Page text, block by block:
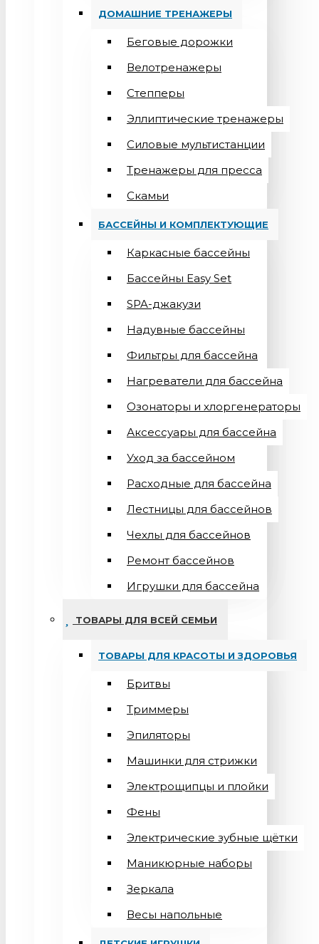
ДОМАШНИЕ ТРЕНАЖЕРЫ
Беговые дорожки
Велотренажеры
Степперы
Эллиптические тренажеры
Силовые мультистанции
Тренажеры для пресса
Скамьи
БАССЕЙНЫ И КОМПЛЕКТУЮЩИЕ
Каркасные бассейны
Бассейны Easy Set
SPA-джакузи
Надувные бассейны
Фильтры для бассейна
Нагреватели для бассейна
Озонаторы и хлоргенераторы
Аксессуары для бассейна
Уход за бассейном
Расходные для бассейна
Лестницы для бассейнов
Чехлы для бассейнов
Ремонт бассейнов
Игрушки для бассейна
ТОВАРЫ ДЛЯ ВСЕЙ СЕМЬИ
ТОВАРЫ ДЛЯ КРАСОТЫ И ЗДОРОВЬЯ
Бритвы
Триммеры
Эпиляторы
Машинки для стрижки
Электрощипцы и плойки
Фены
Электрические зубные щётки
Маникюрные наборы
Зеркала
Весы напольные